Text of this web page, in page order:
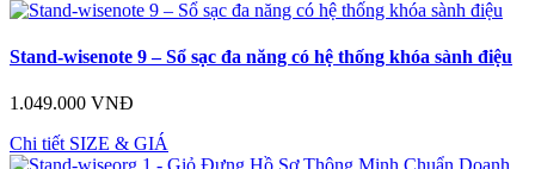
Stand-wisenote 9 – Sổ sạc đa năng có hệ thống khóa sành điệu
1.049.000 VNĐ
Chi tiết SIZE & GIÁ